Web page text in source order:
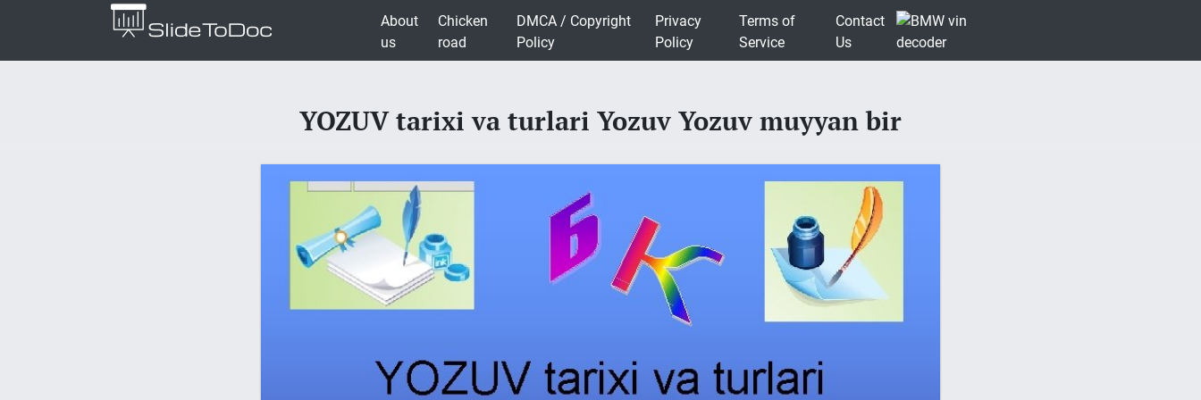
About
us
Chicken
road
DMCA / Copyright
Policy
Privacy
Policy
Terms of
Service
Contact
Us
YOZUV tarixi va turlari Yozuv Yozuv muyyan bir